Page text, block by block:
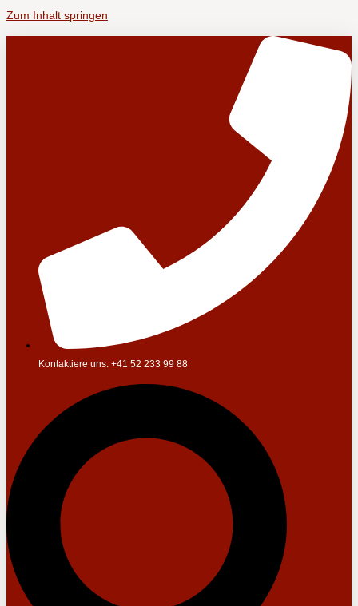
Zum Inhalt springen
Kontaktiere uns: +41 52 233 99 88